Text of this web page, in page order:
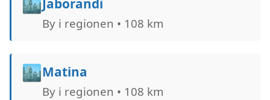
By i regionen • 108 km
🏙️Matina
By i regionen • 108 km